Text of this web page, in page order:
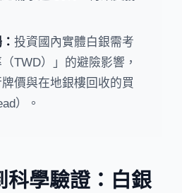
投資國內實體白銀需考
TWD）」的避險影響，
價與在地銀樓回收的買
）。
科學驗證：白銀